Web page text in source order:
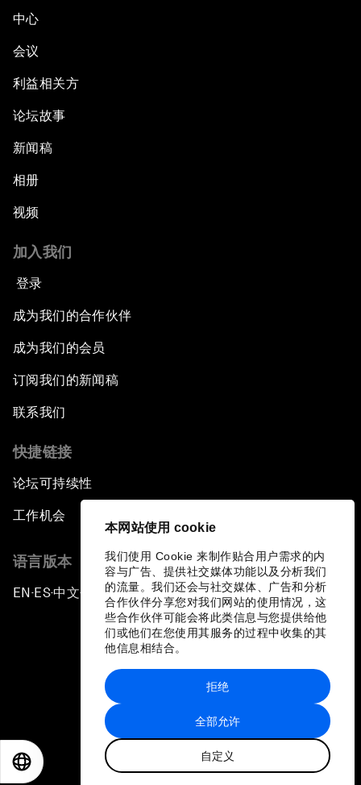
本网站使用 cookie
我们使用 Cookie 来制作贴合用户需求的内
容与广告、提供社交媒体功能以及分析我们
的流量。我们还会与社交媒体、广告和分析
合作伙伴分享您对我们网站的使用情况，这
些合作伙伴可能会将此类信息与您提供给他
们或他们在您使用其服务的过程中收集的其
他信息相结合。
全部允许
自定义
拒绝
中心
会议
利益相关方
论坛故事
新闻稿
相册
视频
加入我们
登录
成为我们的合作伙伴
成为我们的会员
订阅我们的新闻稿
联系我们
快捷链接
论坛可持续性
工作机会
语言版本
EN ▪ES▪中文▪ 日本語
站点地图
世界经济论坛